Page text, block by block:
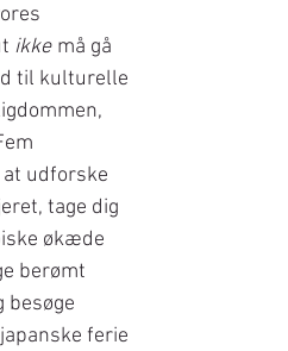
ikke må gå
til kulturelle
udforske
tage dig
økæde
berømt
besøge
ferie